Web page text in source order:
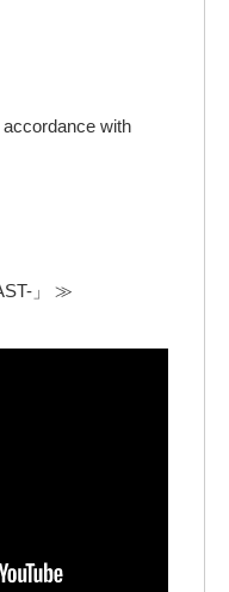
with
」 ≫